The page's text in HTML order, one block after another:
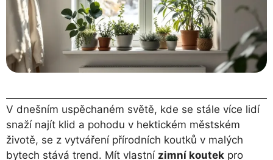
V dnešním uspěchaném světě, kde se stále více lidí
snaží najít klid a pohodu v hektickém městském
životě, se z vytváření přírodních koutků v malých
bytech stává trend. Mít vlastní zimní koutek pro